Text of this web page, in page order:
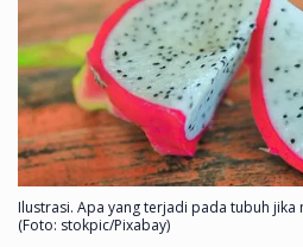
Ilustrasi. Apa yang terjadi pada tubuh jika
(Foto: stokpic/Pixabay)